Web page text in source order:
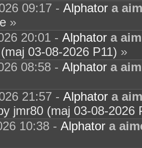
09:17 - Alphator a
»
20:01 - Alphator a
03-08-2026 P11) »
08:58 - Alphator a
21:57 - Alphator a
jmr80 (maj 03-08-2026
10:38 - Alphator a